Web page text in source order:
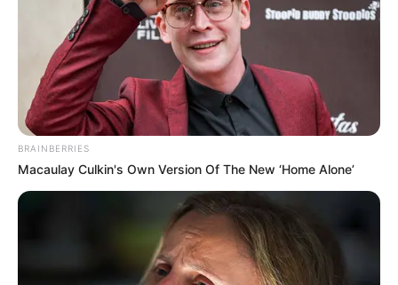
BRAINBERRIES
Macaulay Culkin's Own Version Of The New ‘Home Alone’